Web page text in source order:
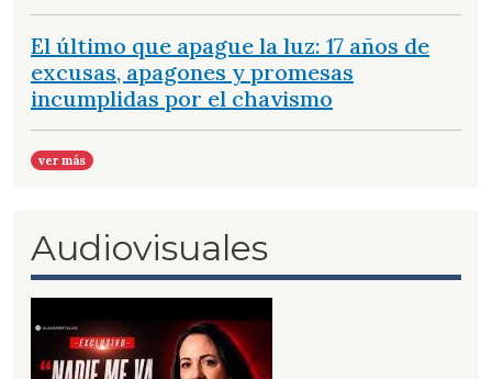
El último que apague la luz: 17 años de
excusas, apagones y promesas
incumplidas por el chavismo
ver más
Audiovisuales